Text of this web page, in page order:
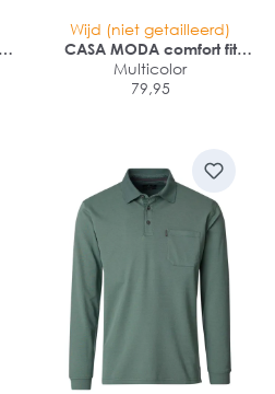
Wijd (niet getailleerd)
CASA MODA comfort fit
heren polo lange mouw
Multicolor
79,95